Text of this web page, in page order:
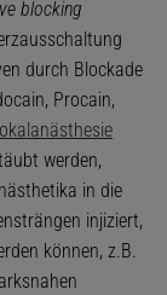
blocking
durch Blockade
Procain,
werden,
in die
injiziert,
können, z.B.